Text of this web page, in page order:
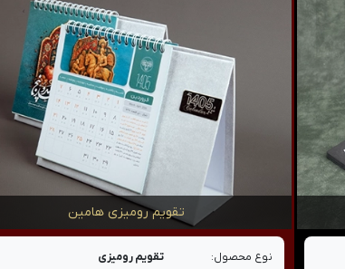
تقویم رومیزی هامین
نوع محصول:
تقویم رومیزی